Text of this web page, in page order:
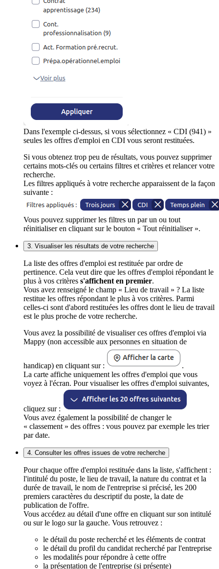
Dans l'exemple ci-dessus, si vous sélectionnez « CDI (941) »
seules les offres d'emploi en CDI vous seront restituées.
Si vous obtenez trop peu de résultats, vous pouvez supprimer
certains mots-clés ou certains filtres et critères et relancer votre
recherche.
Les filtres appliqués à votre recherche apparaissent de la façon
suivante :
Vous pouvez supprimer les filtres un par un ou tout
réinitialiser en cliquant sur le bouton « Tout réinitialiser ».
3. Visualiser les résultats de votre recherche
La liste des offres d'emploi est restituée par ordre de
pertinence. Cela veut dire que les offres d'emploi répondant le
plus à vos critères s'affichent en premier.
Vous avez renseigné le champ « Lieu de travail » ? La liste
restitue les offres répondant le plus à vos critères. Parmi
celles-ci sont d'abord restituées les offres dont le lieu de travail
est le plus proche de votre recherche.
Vous avez la possibilité de visualiser ces offres d'emploi via
Mappy (non accessible aux personnes en situation de
handicap) en cliquant sur :
.
La carte affiche uniquement les offres d'emploi que vous
voyez à l'écran. Pour visualiser les offres d'emploi suivantes,
cliquez sur :
Vous avez également la possibilité de changer le
« classement » des offres : vous pouvez par exemple les trier
par date.
4. Consulter les offres issues de votre recherche
Pour chaque offre d'emploi restituée dans la liste, s'affichent :
l'intitulé du poste, le lieu de travail, la nature du contrat et la
durée de travail, le nom de l'entreprise si précisé, les 200
premiers caractères du descriptif du poste, la date de
publication de l'offre.
Vous accédez au détail d'une offre en cliquant sur son intitulé
ou sur le logo sur la gauche. Vous retrouvez :
le détail du poste recherché et les éléments de contrat
le détail du profil du candidat recherché par l'entreprise
les modalités pour répondre à cette offre
la présentation de l'entreprise (si présente)